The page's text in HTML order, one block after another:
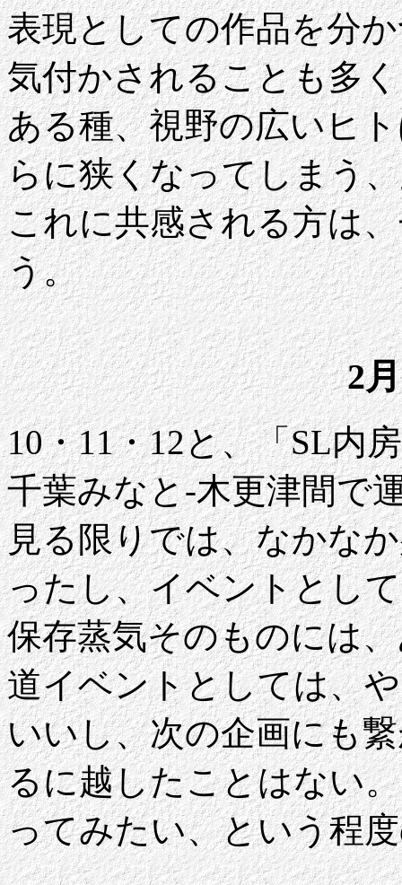
表現としての作品を分
気付かされることも多
ある種、視野の広いヒ
らに狭くなってしまう
これに共感される方は
う。
2
10・11・12と、「SL内
千葉みなと-木更津間で
見る限りでは、なかな
ったし、イベントとし
保存蒸気そのものには
道イベントとしては、
いいし、次の企画にも
るに越したことはない
ってみたい、という程